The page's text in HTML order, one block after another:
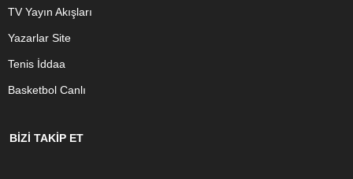
TV Yayın Akışları
Yazarlar Site
Tenis İddaa
Basketbol Canlı
BİZİ TAKİP ET